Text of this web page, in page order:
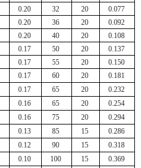
0.20 32 20
0.077
0.20 36 20
0.092
0.20 40 20
0.108
0.17 50 20
0.137
0.17 55 20
0.150
0.17 60 20
0.181
0.17 65 20
0.232
0.16 65 20
0.254
0.16 75 20
0.294
0.13 85 15
0.286
0.12 90 15
0.318
0.10 100 15
0.369